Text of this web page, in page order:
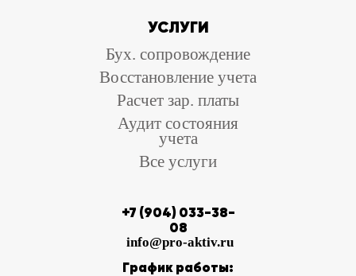
УСЛУГИ
Бух. сопровождение
Восстановление учета
Расчет зар. платы
Аудит состояния
учета
Все услуги
+7 (904) 033-38-
08
info@pro-aktiv.ru
График работы: